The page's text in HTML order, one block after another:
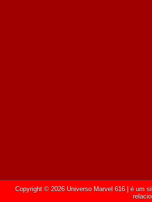
Copyright © 2026 Universo Marvel 616 | é um